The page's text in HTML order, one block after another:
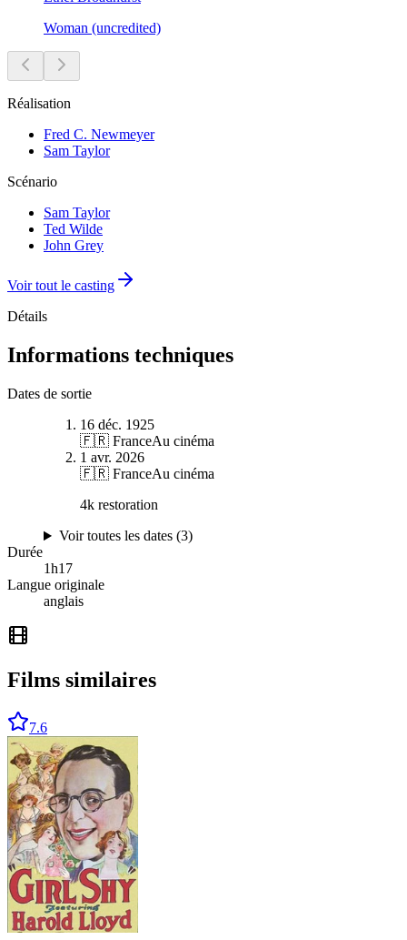
Woman (uncredited)
Réalisation
Fred C. Newmeyer
Sam Taylor
Scénario
Sam Taylor
Ted Wilde
John Grey
Voir tout le casting
Détails
Informations techniques
Dates de sortie
16 déc. 1925
🇫🇷 FranceAu cinéma
1 avr. 2026
🇫🇷 FranceAu cinéma
4k restoration
Voir toutes les dates (3)
Durée
1h17
Langue originale
anglais
Films similaires
7.6